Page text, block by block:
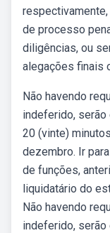
de processo
diligências, ou
alegações finais
Não havendo
indeferido,
20 (vinte)
dezembro. Ir
de funções,
liquidatário do
Não havendo
indeferido,